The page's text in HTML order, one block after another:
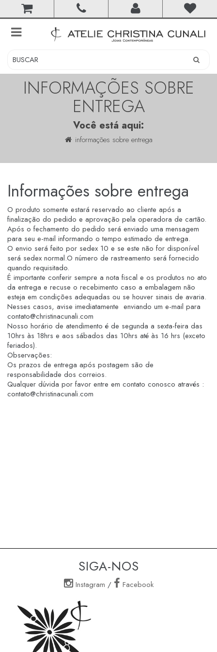
toggle
INFORMAÇÕES SOBRE
ENTREGA
Você está aqui:
informações sobre entrega
Informações sobre entrega
O produto somente estará reservado ao cliente após a
finalização do pedido e aprovação pela operadora de cartão.
Após o fechamento do pedido será enviado uma mensagem
para seu e-mail informando o tempo estimado de entrega.
O envio será feito por sedex 10 e se este não for disponível
será sedex normal.O número de rastreamento será fornecido
quando requisitado.
É importante conferir sempre a nota fiscal e os produtos no ato
da entrega e recuse o recebimento caso a embalagem não
esteja em condições adequadas ou se houver sinais de avaria.
Nesses casos, avise imediatamente enviando um e-mail para
contato@christinacunali.com
Nosso horário de atendimento é de segunda a sexta-feira das
10hrs às 18hrs e aos sábados das 10hrs até às 16 hrs (exceto
feriados).
Observações:
Os prazos de entrega após postagem são de
responsabilidade dos correios.
Qualquer dúvida por favor entre em contato conosco através :
contato@christinacunali.com
SIGA-NOS
Instagram / Facebook